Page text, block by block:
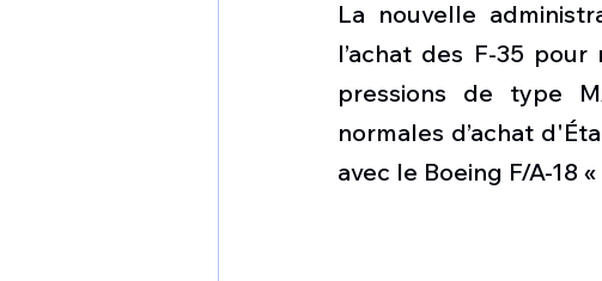
1 er avril Motorisation
Shenyang J-35 Bombardier
La nouvelle
l’achat des F-35
pressions de type
normales d’achat
avec le Boeing F/A-18 «